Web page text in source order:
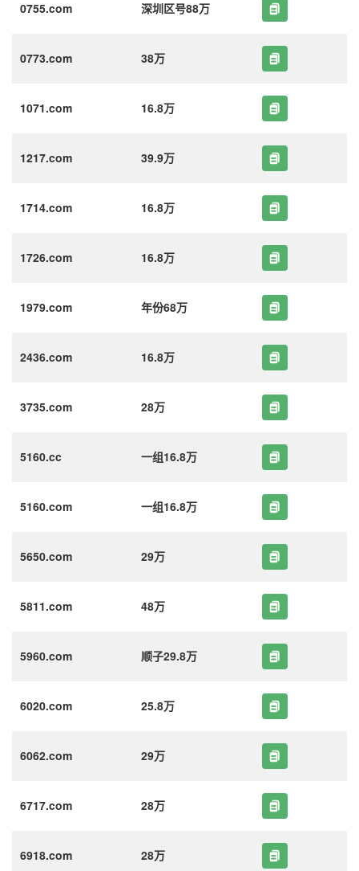
0755.com 深圳区号88万
0773.com 38万
1071.com 16.8万
1217.com 39.9万
1714.com 16.8万
1726.com 16.8万
1979.com 年份68万
2436.com 16.8万
3735.com 28万
5160.cc 一组16.8万
5160.com 一组16.8万
5650.com 29万
5811.com 48万
5960.com 顺子29.8万
6020.com 25.8万
6062.com 29万
6717.com 28万
6918.com 28万